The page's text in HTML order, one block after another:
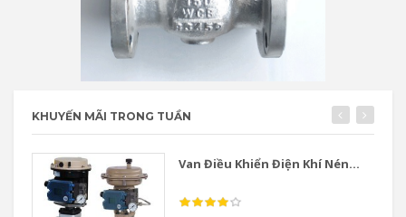
KHUYẾN MÃI TRONG TUẦN
Van Điều Khiển Điện Khí Nén...